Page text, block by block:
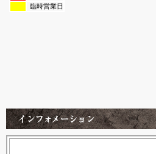
臨時営業日